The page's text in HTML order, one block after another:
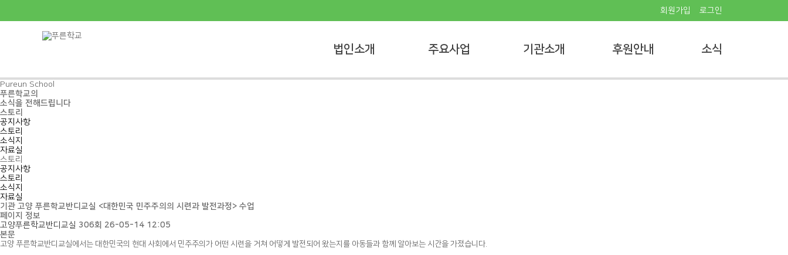
회원가입 로그인
법인소개 주요사업 기관소개 후원안내 소식
Pureun School
푸른학교의
소식을 전해드립니다
스토리
공지사항
스토리
소식지
자료실
스토리
공지사항
스토리
소식지
자료실
기관 고양 푸른학교반디교실 <대한민국 민주주의의 시련과 발전과정> 수업
페이지 정보
고양푸른학교반디교실 306회 26-05-14 12:05
본문
고양 푸른학교반디교실에서는 대한민국의 현대 사회에서 민주주의가 어떤 시련을 거쳐 어떻게 발전되어 왔는지를 아동들과 함께 알아보는 시간을 가졌습니다.